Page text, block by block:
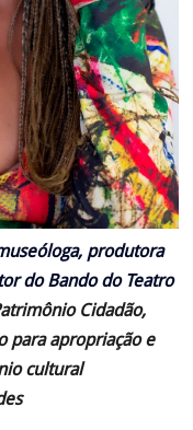
produtora
do Bando do Teatro
Cidadão,
para apropriação e
cultural